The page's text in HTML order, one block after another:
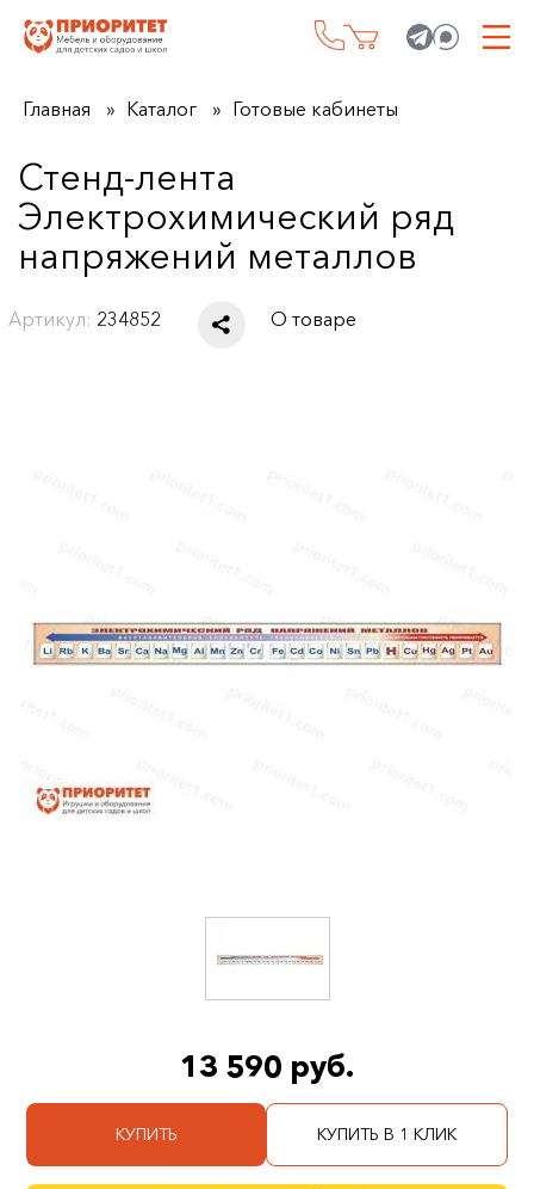
Главная Каталог Готовые кабинеты
Стенд-лента
Электрохимический ряд
напряжений металлов
Артикул: 234852 О товаре
13 590 руб.
КУПИТЬ КУПИТЬ В 1 КЛИК